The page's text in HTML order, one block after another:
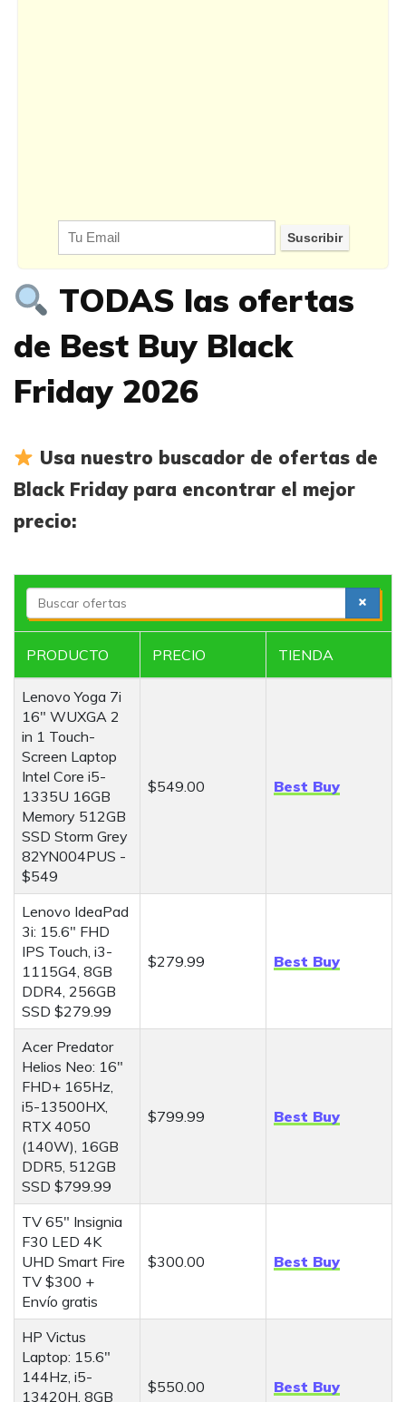
TODAS las ofertas
de Best Buy Black
Friday 2026
Usa nuestro buscador de ofertas de
Black Friday para encontrar el mejor
precio:
e
a
r
c
PRODUCTO PRECIO TIENDA
Lenovo Yoga 7i
16" WUXGA 2
in 1 Touch-
Screen Laptop
Intel Core i5-
1335U 16GB
Memory 512GB
SSD Storm Grey
82YN004PUS -
$549
$549.00 Best Buy
Lenovo IdeaPad
3i: 15.6" FHD
IPS Touch, i3-
1115G4, 8GB
DDR4, 256GB
SSD $279.99
$279.99 Best Buy
Acer Predator
Helios Neo: 16"
FHD+ 165Hz,
i5-13500HX,
RTX 4050
(140W), 16GB
DDR5, 512GB
SSD $799.99
$799.99 Best Buy
TV 65" Insignia
F30 LED 4K
UHD Smart Fire
TV $300 +
Envío gratis
$300.00 Best Buy
HP Victus
Laptop: 15.6"
144Hz, i5-
13420H, 8GB
$550.00 Best Buy